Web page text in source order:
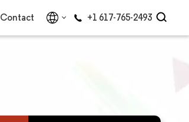
Contact +1 617-765-2493